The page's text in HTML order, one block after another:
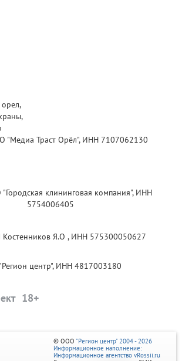
"Медиа Траст Орёл", ИНН 7107062130
клининговая компания", ИНН
5754006405
Костенников Я.О , ИНН 575300050627
центр", ИНН 4817003180
© ООО "Регион центр" 2004 - 2026
Информационное наполнение:
Информационное агентство vRossii.ru